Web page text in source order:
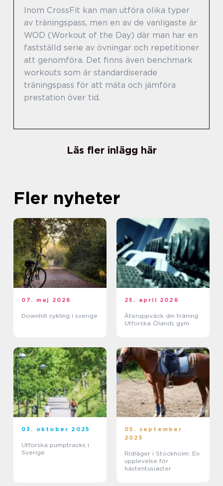
Inom CrossFit kan man utföra olika typer
av träningspass, men en av de vanligaste är
WOD (Workout of the Day) där man har en
fastställd serie av övningar och repetitioner
att genomföra. Det finns även benchmark
workouts som är standardiserade
träningspass för att mäta och jämföra
prestation över tid.
Läs fler inlägg här
Fler nyheter
07. maj 2026
Downhill cykling i sverige
25. april 2026
Återuppväck din träning:
Utforska Ölands gym
03. oktober 2025
Utforska pumptracks i
Sverige
05. september
2025
Ridläger i Stockholm: En
upplevelse för
hästentusiaster